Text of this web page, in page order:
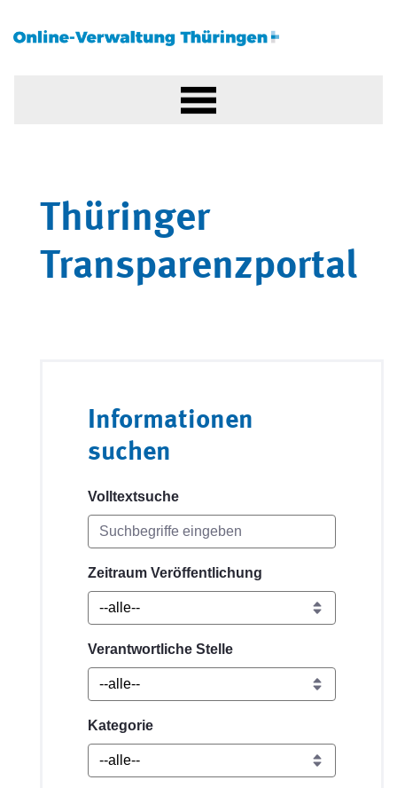
Thüringer
Transparenzportal
Informationen
suchen
Volltextsuche
Zeitraum Veröffentlichung
Verantwortliche Stelle
Kategorie